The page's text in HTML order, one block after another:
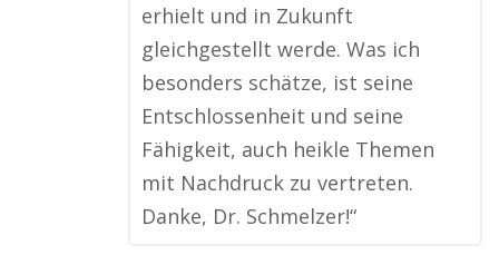
erhielt und in Zukunft
gleichgestellt werde. Was ich
besonders schätze, ist seine
Entschlossenheit und seine
Fähigkeit, auch heikle Themen
mit Nachdruck zu vertreten.
Danke, Dr. Schmelzer!“